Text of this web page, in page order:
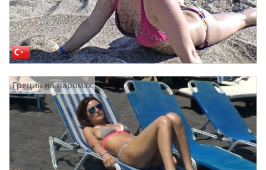
Греция на паромах